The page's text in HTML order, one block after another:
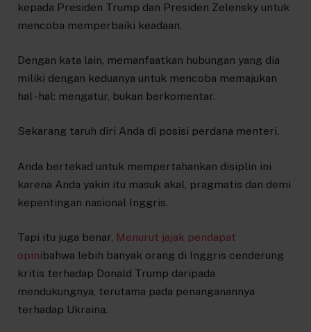
kepada Presiden Trump dan Presiden Zelensky untuk
mencoba memperbaiki keadaan.
Dengan kata lain, memanfaatkan hubungan yang dia
miliki dengan keduanya untuk mencoba memajukan
hal -hal: mengatur, bukan berkomentar.
Sekarang taruh diri Anda di posisi perdana menteri.
Anda bertekad untuk mempertahankan disiplin ini
karena Anda yakin itu masuk akal, pragmatis dan demi
kepentingan nasional Inggris.
Tapi itu juga benar, Menurut jajak pendapat
opinibahwa lebih banyak orang di Inggris cenderung
kritis terhadap Donald Trump daripada
mendukungnya, terutama pada penanganannya
terhadap Ukraina.